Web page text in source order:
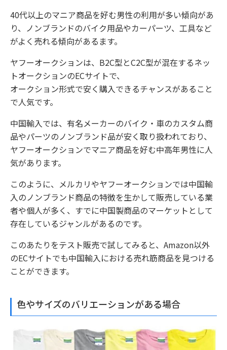
40代以上のマニア商品を好む男性の利用が多い傾向があ
り、ノンブランドのバイク用品やカーパーツ、工具など
がよく売れる傾向があるます。
ヤフーオークションは、B2C型とC2C型が混在するネッ
トオークションのECサイトで、
オークション形式で安く購入できるチャンスがあること
で人気です。
中国輸入では、有名メーカーのバイク・車のカスタム商
品やパーツのノンブランド品が安く取り扱われており、
ヤフーオークションでマニア商品を好む中高年男性に人
気があります。
このように、メルカリやヤフーオークションでは中国輸
入のノンブランド商品の特徴を生かして販売している業
者や個人が多く、すでに中国製商品のマーケットとして
存在しているジャンルがあるのです。
このあたりをテスト販売で試してみると、Amazon以外
のECサイトでも中国輸入における売れ筋商品を見つける
ことができます。
色やサイズのバリエーションがある場合